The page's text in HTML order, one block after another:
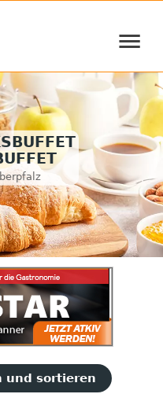
≡
und sortieren